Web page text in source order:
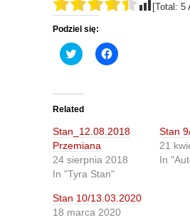
[Total: 5
Podziel się:
C
l
t
o
s
h
a
r
e
o
n
T
i
t
C
l
h
a
o
n
c
e
Related
Stan_12.08.2018
Przemiana
24 sierpnia 2018
In "Tyra Stan"
Stan
21
In
Stan 10/13.03.2020
18 marca 2020